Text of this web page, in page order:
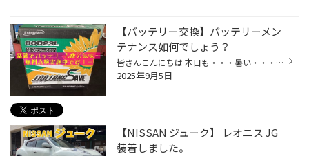
【バッテリー交換】バッテリーメン
テナンス如何でしょう？
皆さんこんにちは 本日も・・・暑い・・・ですね！ いつまでこの暑さ続くんでしょうか？ 熱中症に気をつけてお過ごしください！ さてここまで暑い日が続くと お車にも色々と負担がかかります。 特にバッテリーは疲労困憊な場合もあります。 最近のバッテリーは性能が良くなっている反面 突然バッテ...
2025年9月5日
【NISSAN ジューク】 レオニス JG
装着しました。